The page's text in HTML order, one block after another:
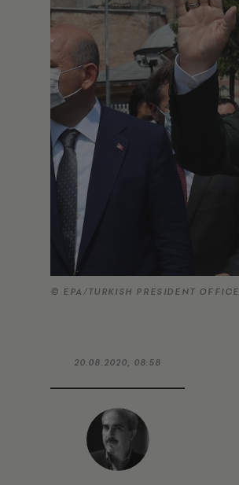
© EPA/TURKISH PRESIDENT OFFICE
20.08.2020, 08:58